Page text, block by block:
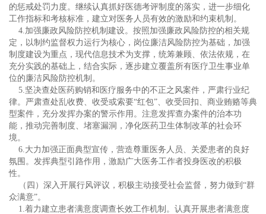
的惩戒处罚力度。继续认真抓好医德考评制度的落实，进一步细化
工作指标和考核标准，建立对医务人员有效的激励和约束机制。
4.加强廉政风险防控机制建设。按照加强廉政风险防控的相关规
定，以制约监督权力运行为核心，岗位廉洁风险防控为基础，加强
制度建设为重点，现代信息技术为支撑，统筹兼顾、依法依规，在
充分实践的基础上，结合实际，逐步建立覆盖所有医疗卫生事业单
位的廉洁风险防控机制。
5.坚决查处医药购销和医疗服务中的不正之风案件，严肃行业纪
律。严肃查处乱收费、收受或索要“红包”、收受回扣、商业贿赂等典
型案件，充分发挥办案的警示作用。注意发挥查办案件的治本功
能，推动完善制度、堵塞漏洞，净化医药卫生体制改革的社会环
境。
6.大力加强正面典型宣传，营造尊重医务人员、关爱患者的良好
氛围。发挥典型引路作用，激励广大医务工作者投身医改的积极
性。
（四）深入开展行风评议，积极主动接受社会监督，努力做到“群
众满意”。
1.着力建立患者满意度调查长效工作机制。认真开展患者满意度